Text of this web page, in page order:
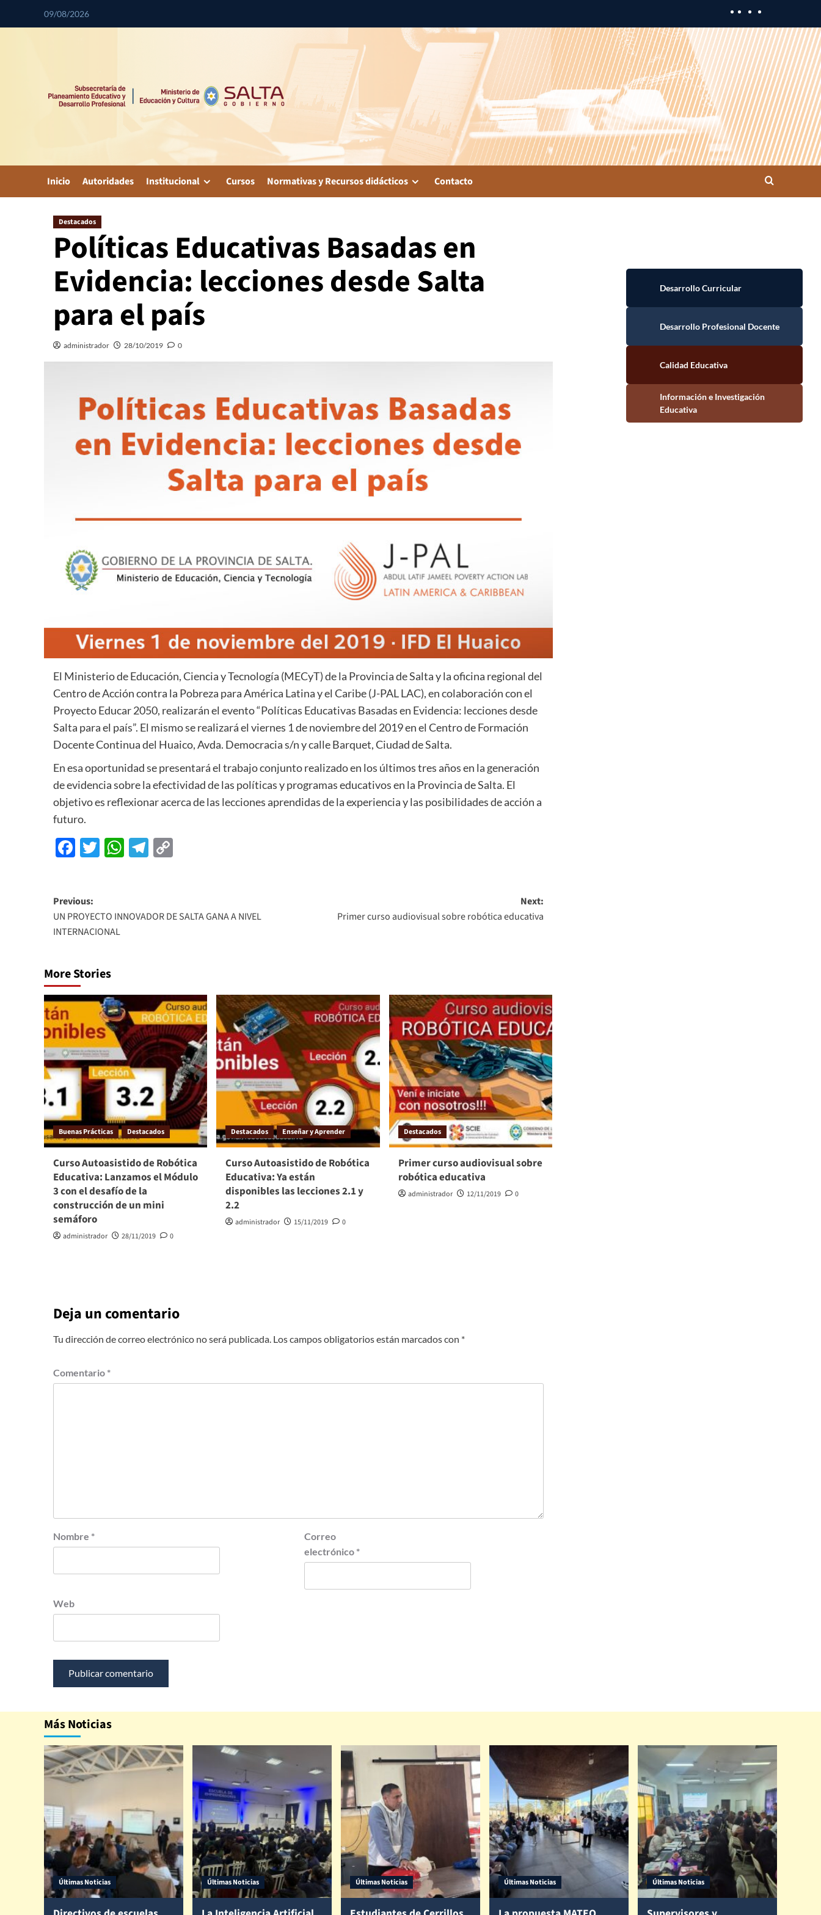
09/08/2026
Inicio Autoridades Institucional Cursos Normativas y Recursos didácticos Contacto
Destacados
Políticas Educativas Basadas en
Evidencia: lecciones desde Salta
para el país
administrador 28/10/2019 0
El Ministerio de Educación, Ciencia y Tecnología (MECyT) de la Provincia de Salta y la oficina regional del
Centro de Acción contra la Pobreza para América Latina y el Caribe (J-PAL LAC), en colaboración con el
Proyecto Educar 2050, realizarán el evento “Políticas Educativas Basadas en Evidencia: lecciones desde
Salta para el país”. El mismo se realizará el viernes 1 de noviembre del 2019 en el Centro de Formación
Docente Continua del Huaico, Avda. Democracia s/n y calle Barquet, Ciudad de Salta.
En esa oportunidad se presentará el trabajo conjunto realizado en los últimos tres años en la generación
de evidencia sobre la efectividad de las políticas y programas educativos en la Provincia de Salta. El
objetivo es reflexionar acerca de las lecciones aprendidas de la experiencia y las posibilidades de acción a
futuro.
Facebook
Twitter
WhatsApp
Telegram
Previous:
UN PROYECTO INNOVADOR DE SALTA GANA A NIVEL
INTERNACIONAL
Next:
Primer curso audiovisual sobre robótica educativa
More Stories
Buenas Prácticas Destacados
Curso Autoasistido de Robótica
Educativa: Lanzamos el Módulo
3 con el desafío de la
construcción de un mini
semáforo
administrador 28/11/2019 0
Destacados Enseñar y Aprender
Curso Autoasistido de Robótica
Educativa: Ya están
disponibles las lecciones 2.1 y
2.2
administrador 15/11/2019 0
Destacados
Primer curso audiovisual sobre
robótica educativa
administrador 12/11/2019 0
Deja un comentario
Tu dirección de correo electrónico no será publicada. Los campos obligatorios están marcados con *
Comentario *
Nombre *
Correo
electrónico *
Web
Información e Investigación Educativa
Más Noticias
Últimas Noticias Últimas Noticias Últimas Noticias Últimas Noticias Últimas Noticias